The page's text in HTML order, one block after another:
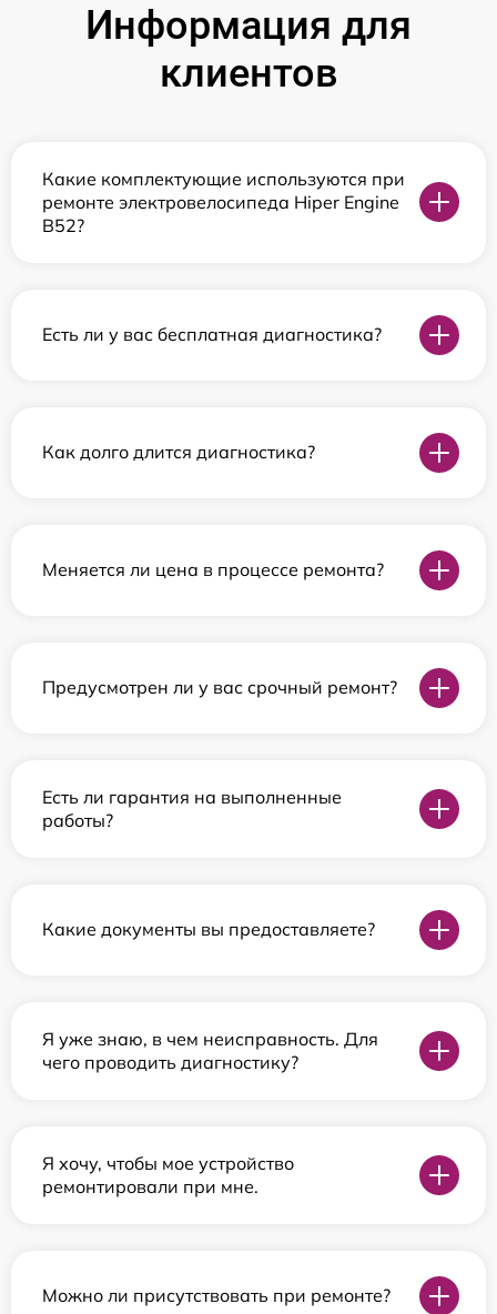
Информация для
клиентов
Какие комплектующие используются при
ремонте электровелосипеда Hiper Engine
B52?
Есть ли у вас бесплатная диагностика?
Как долго длится диагностика?
Меняется ли цена в процессе ремонта?
Предусмотрен ли у вас срочный ремонт?
Есть ли гарантия на выполненные
работы?
Какие документы вы предоставляете?
Я уже знаю, в чем неисправность. Для
чего проводить диагностику?
Я хочу, чтобы мое устройство
ремонтировали при мне.
Можно ли присутствовать при ремонте?